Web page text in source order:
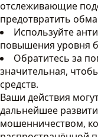
отслеживающие
предотвратить
Используйте
повышения уровня
Обратитесь за
значительная,
средств.
Ваши действия
дальнейшее
мошенничеством,